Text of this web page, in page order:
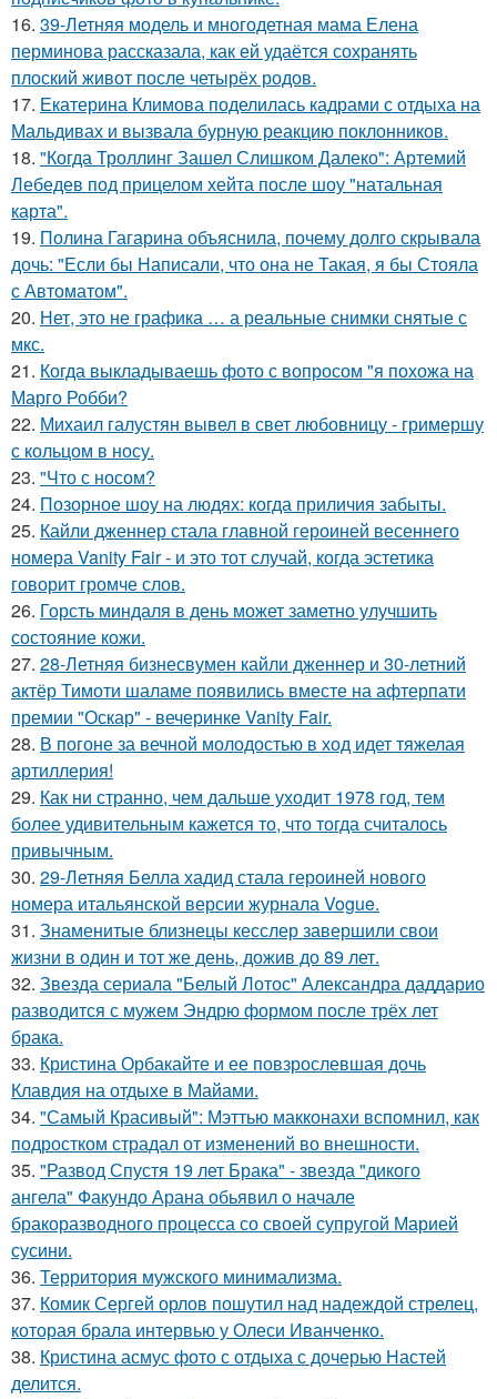
16. 39-Летняя модель и многодетная мама Елена
перминова рассказала, как ей удаётся сохранять
плоский живот после четырёх родов.
17. Екатерина Климова поделилась кадрами с отдыха на
Мальдивах и вызвала бурную реакцию поклонников.
18. "Когда Троллинг Зашел Слишком Далеко": Артемий
Лебедев под прицелом хейта после шоу "натальная
карта".
19. Полина Гагарина объяснила, почему долго скрывала
дочь: "Если бы Написали, что она не Такая, я бы Стояла
с Автоматом".
20. Нет, это не графика … а реальные снимки снятые с
мкс.
21. Когда выкладываешь фото с вопросом "я похожа на
Марго Робби?
22. Михаил галустян вывел в свет любовницу - гримершу
с кольцом в носу.
23. "Что с носом?
24. Позорное шоу на людях: когда приличия забыты.
25. Кайли дженнер стала главной героиней весеннего
номера Vanity Fair - и это тот случай, когда эстетика
говорит громче слов.
26. Горсть миндаля в день может заметно улучшить
состояние кожи.
27. 28-Летняя бизнесвумен кайли дженнер и 30-летний
актёр Тимоти шаламе появились вместе на афтерпати
премии "Оскар" - вечеринке Vanity Fair.
28. В погоне за вечной молодостью в ход идет тяжелая
артиллерия!
29. Как ни странно, чем дальше уходит 1978 год, тем
более удивительным кажется то, что тогда считалось
привычным.
30. 29-Летняя Белла хадид стала героиней нового
номера итальянской версии журнала Vogue.
31. Знаменитые близнецы кесслер завершили свои
жизни в один и тот же день, дожив до 89 лет.
32. Звезда сериала "Белый Лотос" Александра даддарио
разводится с мужем Эндрю формом после трёх лет
брака.
33. Кристина Орбакайте и ее повзрослевшая дочь
Клавдия на отдыхе в Майами.
34. "Самый Красивый": Мэттью макконахи вспомнил, как
подростком страдал от изменений во внешности.
35. "Развод Спустя 19 лет Брака" - звезда "дикого
ангела" Факундо Арана обьявил о начале
бракоразводного процесса со своей супругой Марией
сусини.
36. Территория мужского минимализма.
37. Комик Сергей орлов пошутил над надеждой стрелец,
которая брала интервью у Олеси Иванченко.
38. Кристина асмус фото с отдыха с дочерью Настей
делится.